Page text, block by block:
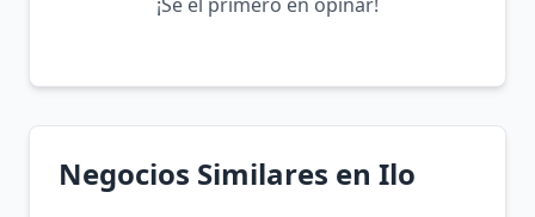
Negocios Similares en Ilo